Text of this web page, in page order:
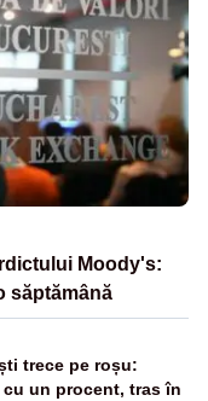
Moody's:
săptămână
trece pe roșu:
un procent, tras în